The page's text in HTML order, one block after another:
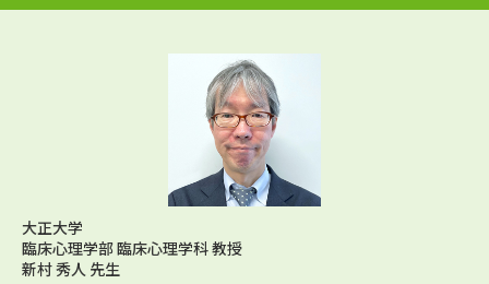
個人情報取扱規定
テレメール進学カタログ
訂正のご案内
大正大学
臨床心理学部 臨床心理学科 教授
新村 秀人 先生